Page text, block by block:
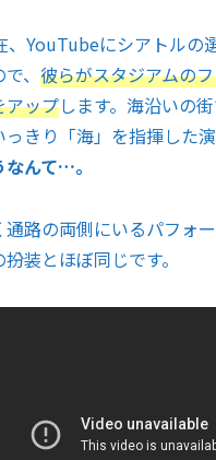
YouTubeにシアトルの
、 彼らがスタジアムの
アップします。海沿いの
きり「海」を指揮した演
んて…。
路の両側にいるパフォー
装とほぼ同じです。